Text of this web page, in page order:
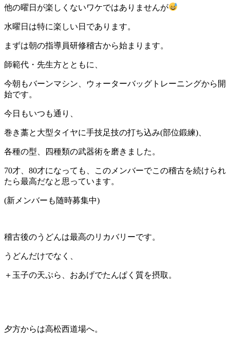
他の曜日が楽しくないワケではありませんが
水曜日は特に楽しい日であります。
まずは朝の指導員研修稽古から始まります。
師範代・先生方とともに、
今朝もバーンマシン、ウォーターバッグトレーニングから開
始です。
今日もいつも通り、
巻き藁と大型タイヤに手技足技の打ち込み(部位鍛練)、
各種の型、四種類の武器術を磨きました。
70才、80才になっても、このメンバーでこの稽古を続けられ
たら最高だなと思っています。
(新メンバーも随時募集中)
稽古後のうどんは最高のリカバリーです。
うどんだけでなく、
＋玉子の天ぷら、おあげでたんぱく質を摂取。
夕方からは高松西道場へ。